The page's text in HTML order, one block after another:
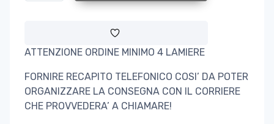
ATTENZIONE ORDINE MINIMO 4 LAMIERE
FORNIRE RECAPITO TELEFONICO COSI’ DA POTER
ORGANIZZARE LA CONSEGNA CON IL CORRIERE
CHE PROVVEDERA’ A CHIAMARE!